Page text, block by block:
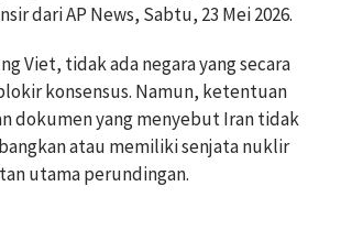
dari AP News, Sabtu, 23 Mei 2026.
Viet, tidak ada negara yang secara
konsensus. Namun, ketentuan
dokumen yang menyebut Iran tidak
atau memiliki senjata nuklir
utama perundingan.